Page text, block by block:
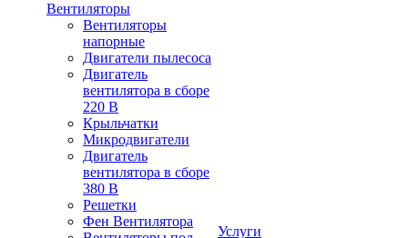
Вентиляторы
Вентиляторы
напорные
Двигатели пылесоса
Двигатель
вентилятора в сборе
220 В
Крыльчатки
Микродвигатели
Двигатель
вентилятора в сборе
380 В
Решетки
Фен Вентилятора
Услуги